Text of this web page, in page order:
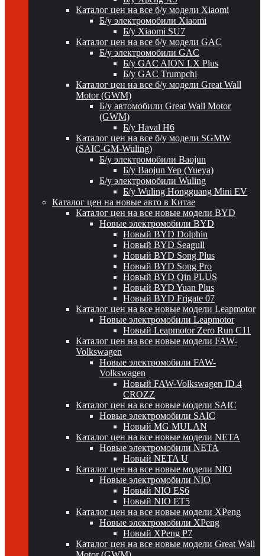
Каталог цен на все б/у модели Xiaomi
Б/у электромобили Xiaomi
Б/у Xiaomi SU7
Каталог цен на все б/у модели GAC
Б/у электромобили GAC
Б/у GAC AION LX Plus
Б/у GAC Trumpchi
Каталог цен на все б/у модели Great Wall
Motor (GWM)
Б/у автомобили Great Wall Motor
(GWM)
Б/у Haval H6
Каталог цен на все б/у модели SGMW
(SAIC-GM-Wuling)
Б/у электромобили Baojun
Б/у Baojun Yep (Yueya)
Б/у электромобили Wuling
Б/у Wuling Hongguang Mini EV
Каталог цен на новые авто в Китае
Каталог цен на все новые модели BYD
Новые электромобили BYD
Новый BYD Dolphin
Новый BYD Seagull
Новый BYD Song Plus
Новый BYD Song Pro
Новый BYD Qin PLUS
Новый BYD Yuan Plus
Новый BYD Frigate 07
Каталог цен на все новые модели Leapmotor
Новые электромобили Leapmotor
Новый Leapmotor Zero Run C11
Каталог цен на все новые модели FAW-
Volkswagen
Новые электромобили FAW-
Volkswagen
Новый FAW-Volkswagen ID.4
CROZZ
Каталог цен на все новые модели SAIC
Новые электромобили SAIC
Новый MG MULAN
Каталог цен на все новые модели NETA
Новые электромобили NETA
Новый NETA U
Каталог цен на все новые модели NIO
Новые электромобили NIO
Новый NIO ES6
Новый NIO ET5
Каталог цен на все новые модели XPeng
Новые электромобили XPeng
Новый XPeng P7
Каталог цен на все новые модели Great Wall